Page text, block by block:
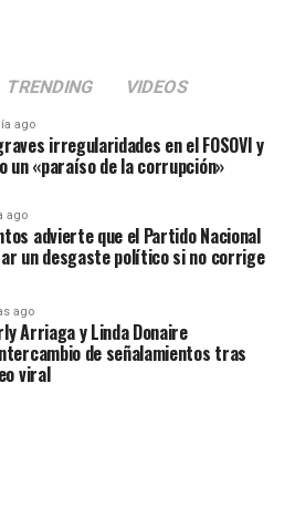
TRENDING VIDEOS
ago
irregularidades en el FOSOVI y
un «paraíso de la corrupción»
ago
advierte que el Partido Nacional
un desgaste político si no corrige
ago
Arriaga y Linda Donaire
de señalamientos tras
viral